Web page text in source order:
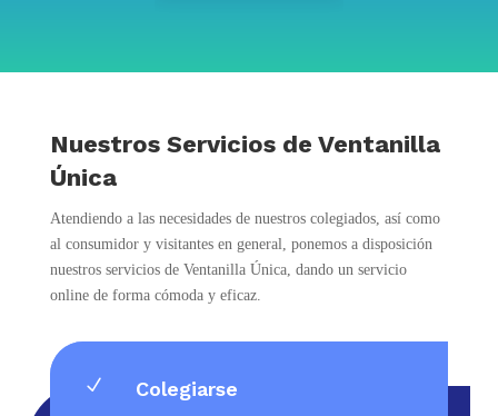
Nuestros Servicios de Ventanilla
Única
Atendiendo a las necesidades de nuestros colegiados, así como
al consumidor y visitantes en general, ponemos a disposición
nuestros servicios de Ventanilla Única, dando un servicio
online de forma cómoda y eficaz.
N Colegiarse